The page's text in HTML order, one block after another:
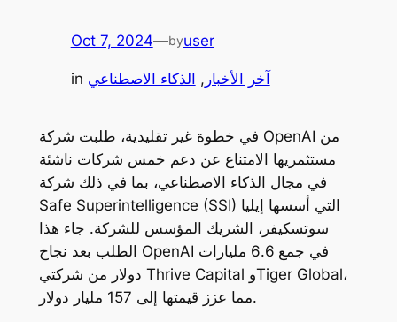
Oct 7, 2024—byuser
in آخر الأخبار , الذكاء الاصطناعي
في خطوة غير تقليدية، طلبت شركة OpenAI من
مستثمريها الامتناع عن دعم خمس شركات ناشئة
في مجال الذكاء الاصطناعي، بما في ذلك شركة
Safe Superintelligence (SSI) التي أسسها إيليا
سوتسكيفر، الشريك المؤسس للشركة. جاء هذا
الطلب بعد نجاح OpenAI في جمع 6.6 مليارات
دولار من شركتي Thrive Capital وTiger Global،
مما عزز قيمتها إلى 157 مليار دولار.